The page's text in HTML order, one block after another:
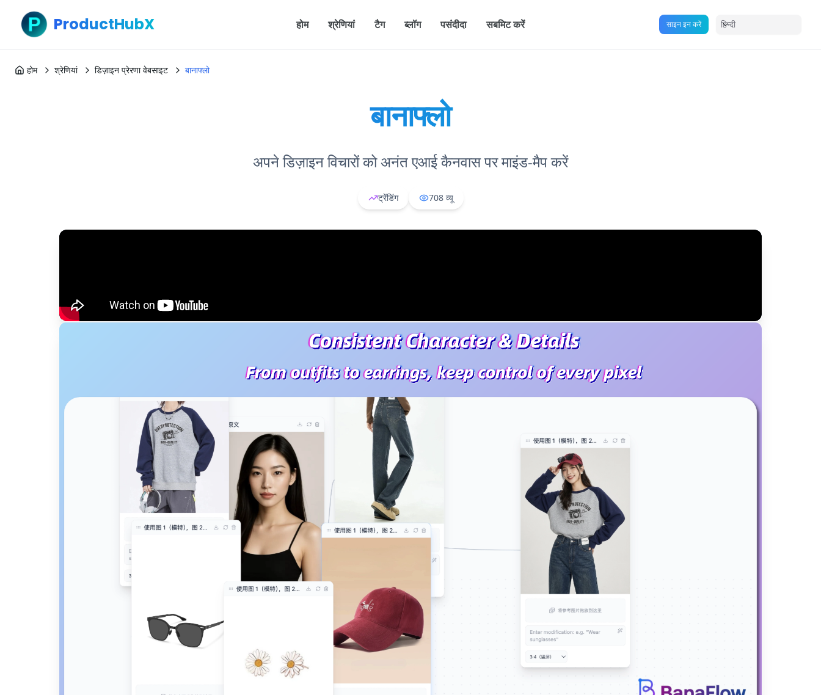
ProductHubX होम श्रेणियां टैग ब्लॉग पसंदीदा सबमिट करें साइन इन करें हिन्दी
होम श्रेणियां डिज़ाइन प्रेरणा वेबसाइट बानाफ्लो
बानाफ्लो
अपने डिज़ाइन विचारों को अनंत एआई कैनवास पर माइंड-मैप करें
ट्रेंडिंग 708 व्यू